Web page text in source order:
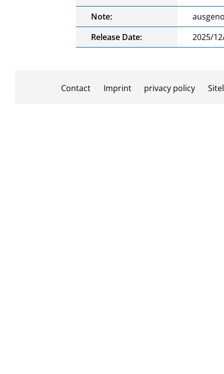
Note:
Release Date:
2025/
Contact Imprint privacy policy